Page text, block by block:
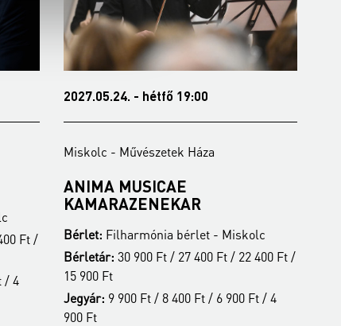
Ft /
/ 4
2027.05.24. - hétfő 19:00
Miskolc - Művészetek Háza
ANIMA MUSICAE
KAMARAZENEKAR
Bérlet: Filharmónia bérlet - Miskolc
Bérletár: 30 900 Ft / 27 400 Ft / 22 400 Ft /
15 900 Ft
Jegyár: 9 900 Ft / 8 400 Ft / 6 900 Ft / 4
900 Ft